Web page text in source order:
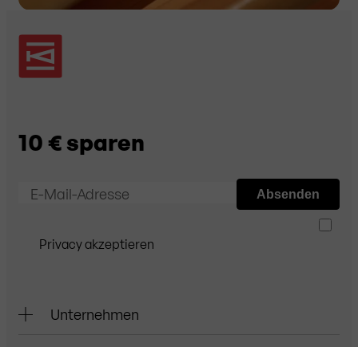
10 € sparen
E-Mail-Adresse
Privacy akzeptieren
Absenden
Unternehmen